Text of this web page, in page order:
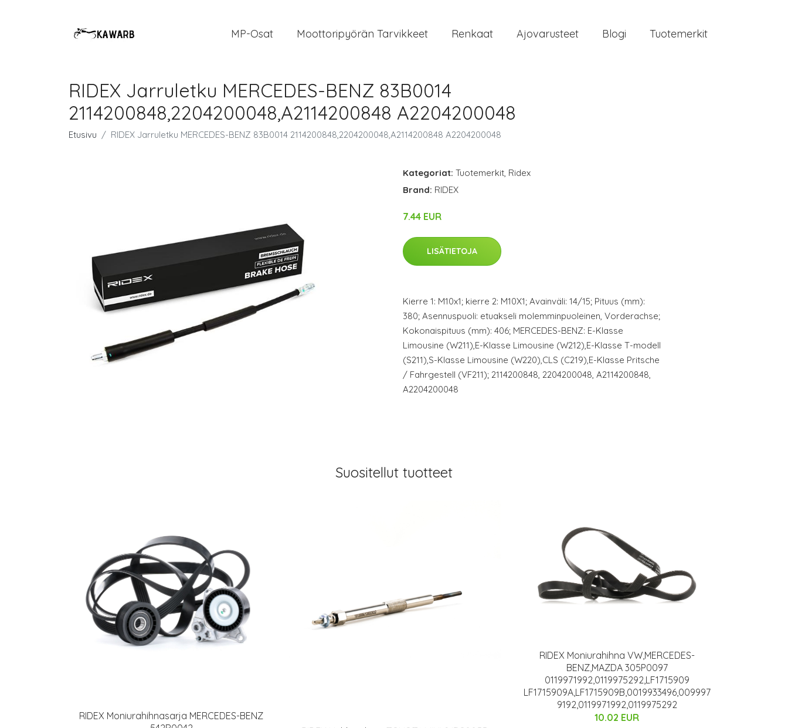
MP-Osat Moottoripyörän Tarvikkeet Renkaat Ajovarusteet Blogi Tuotemerkit
RIDEX Jarruletku MERCEDES-BENZ 83B0014
2114200848,2204200048,A2114200848 A2204200048
Etusivu RIDEX Jarruletku MERCEDES-BENZ 83B0014 2114200848,2204200048,A2114200848 A2204200048
Kategoriat: Tuotemerkit, Ridex
Brand: RIDEX
7.44 EUR
LISÄTIETOJA
Kierre 1: M10x1; kierre 2: M10X1; Avainväli: 14/15; Pituus (mm):
380; Asennuspuoli: etuakseli molemminpuoleinen, Vorderachse;
Kokonaispituus (mm): 406; MERCEDES-BENZ: E-Klasse
Limousine (W211),E-Klasse Limousine (W212),E-Klasse T-modell
(S211),S-Klasse Limousine (W220),CLS (C219),E-Klasse Pritsche
/ Fahrgestell (VF211); 2114200848, 2204200048, A2114200848,
A2204200048
Suositellut tuotteet
RIDEX Moniurahihnasarja MERCEDES-BENZ
RIDEX Moniurahihna VW,MERCEDES-
BENZ,MAZDA 305P0097
0119971992,0119975292,LF1715909
LF1715909A,LF1715909B,0019933496,009997
9192,0119971992,0119975292
10.02 EUR